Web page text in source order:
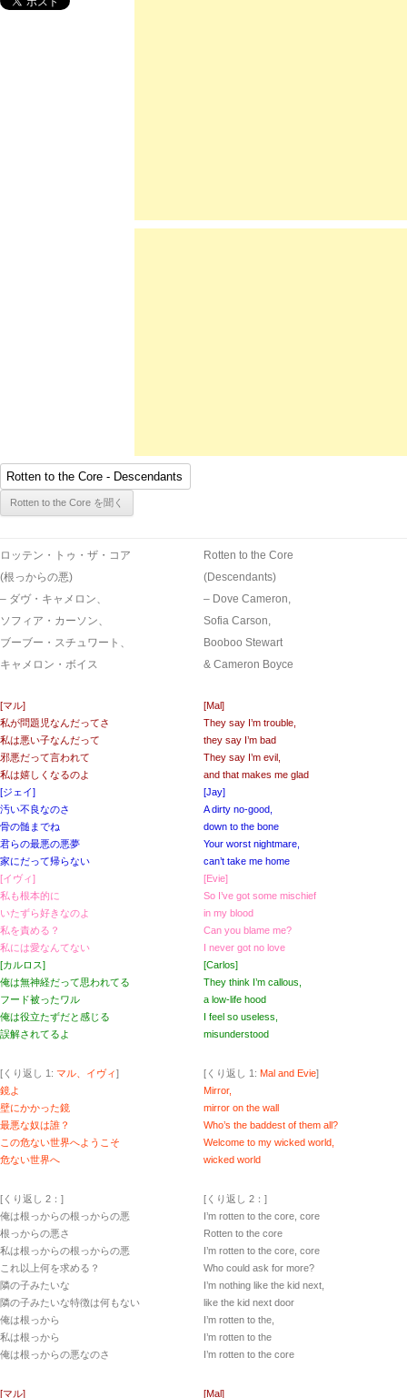
ロッテン・トゥ・ザ・コア
(根っからの悪)
– ダヴ・キャメロン、
ソフィア・カーソン、
ブーブー・スチュワート、
キャメロン・ボイス
[マル]
私が問題児なんだってさ
私は悪い子なんだって
邪悪だって言われて
私は嬉しくなるのよ
[ジェイ]
汚い不良なのさ
骨の髄までね
君らの最悪の悪夢
家にだって帰らない
[イヴィ]
私も根本的に
いたずら好きなのよ
私を責める？
私には愛なんてない
[カルロス]
俺は無神経だって思われてる
フード被ったワル
俺は役立たずだと感じる
誤解されてるよ
[くり返し 1: マル、イヴィ]
鏡よ
壁にかかった鏡
最悪な奴は誰？
この危ない世界へようこそ
危ない世界へ
[くり返し 2：]
俺は根っからの根っからの悪
根っからの悪さ
私は根っからの根っからの悪
これ以上何を求める？
隣の子みたいな
隣の子みたいな特徴は何もない
俺は根っから
私は根っから
俺は根っからの悪なのさ
[マル]
Rotten to the Core
(Descendants)
– Dove Cameron,
Sofia Carson,
Booboo Stewart
& Cameron Boyce
[Mal]
They say I’m trouble,
they say I’m bad
They say I’m evil,
and that makes me glad
[Jay]
A dirty no-good,
down to the bone
Your worst nightmare,
can’t take me home
[Evie]
So I’ve got some mischief
in my blood
Can you blame me?
I never got no love
[Carlos]
They think I’m callous,
a low-life hood
I feel so useless,
misunderstood
[くり返し 1: Mal and Evie]
Mirror,
mirror on the wall
Who’s the baddest of them all?
Welcome to my wicked world,
wicked world
[くり返し 2：]
I’m rotten to the core, core
Rotten to the core
I’m rotten to the core, core
Who could ask for more?
I’m nothing like the kid next,
like the kid next door
I’m rotten to the,
I’m rotten to the
I’m rotten to the core
[Mal]